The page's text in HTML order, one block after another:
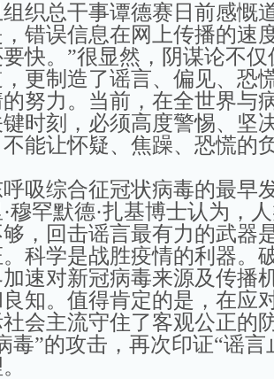
总干事谭德赛日前感慨
错误信息在网上传播的速
快。”很显然，阴谋论不
更制造了谣言、偏见、恐
努力。当前，在全世界与
时刻，必须高度警惕、坚
能让怀疑、焦躁、恐慌的
综合征冠状病毒的最早
穆罕默德·扎基博士认为，
，回击谣言最有力的武器
科学是战胜疫情的利器。
速对新冠病毒来源及传播
知。值得肯定的是，在应
会主流守住了客观公正的
毒”的攻击，再次印证“谣